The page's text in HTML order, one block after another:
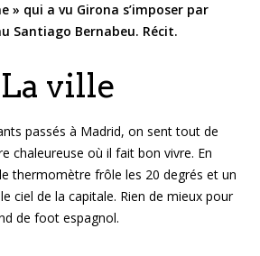
» qui a vu Girona s’imposer par
Santiago Bernabeu. Récit.
La ville
passés à Madrid, on sent tout de
chaleureuse où il fait bon vivre. En
thermomètre frôle les 20 degrés et un
ciel de la capitale. Rien de mieux pour
de foot espagnol.